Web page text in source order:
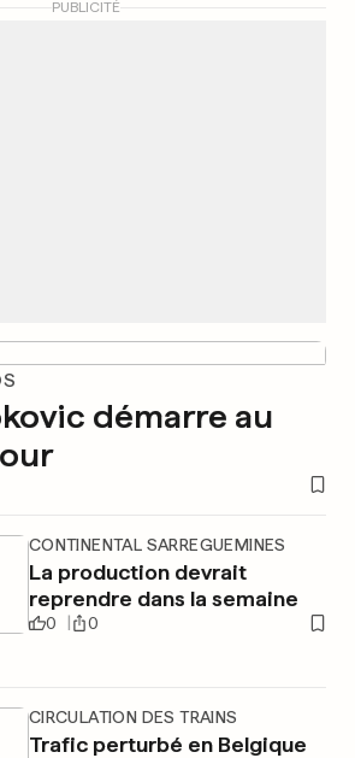
PUBLICITÉ
démarre au
CONTINENTAL SARREGUEMINES
La production devrait
reprendre dans la semaine
0 0
CIRCULATION DES TRAINS
Trafic perturbé en Belgique